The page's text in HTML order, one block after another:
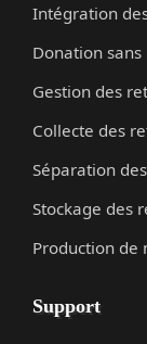
Intégration
Donation
Gestion des
Collecte des
Séparation
Stockage des
Production
Support